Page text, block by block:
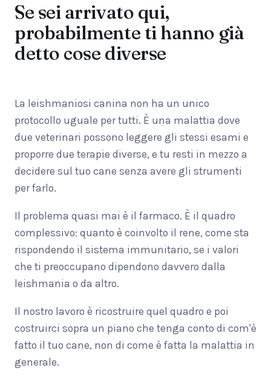
Se sei arrivato qui,
probabilmente ti hanno già
detto cose diverse
La leishmaniosi canina non ha un unico
protocollo uguale per tutti. È una malattia dove
due veterinari possono leggere gli stessi esami e
proporre due terapie diverse, e tu resti in mezzo a
decidere sul tuo cane senza avere gli strumenti
per farlo.
Il problema quasi mai è il farmaco. È il quadro
complessivo: quanto è coinvolto il rene, come sta
rispondendo il sistema immunitario, se i valori
che ti preoccupano dipendono davvero dalla
leishmania o da altro.
Il nostro lavoro è ricostruire quel quadro e poi
costruirci sopra un piano che tenga conto di com'è
fatto il tuo cane, non di come è fatta la malattia in
generale.